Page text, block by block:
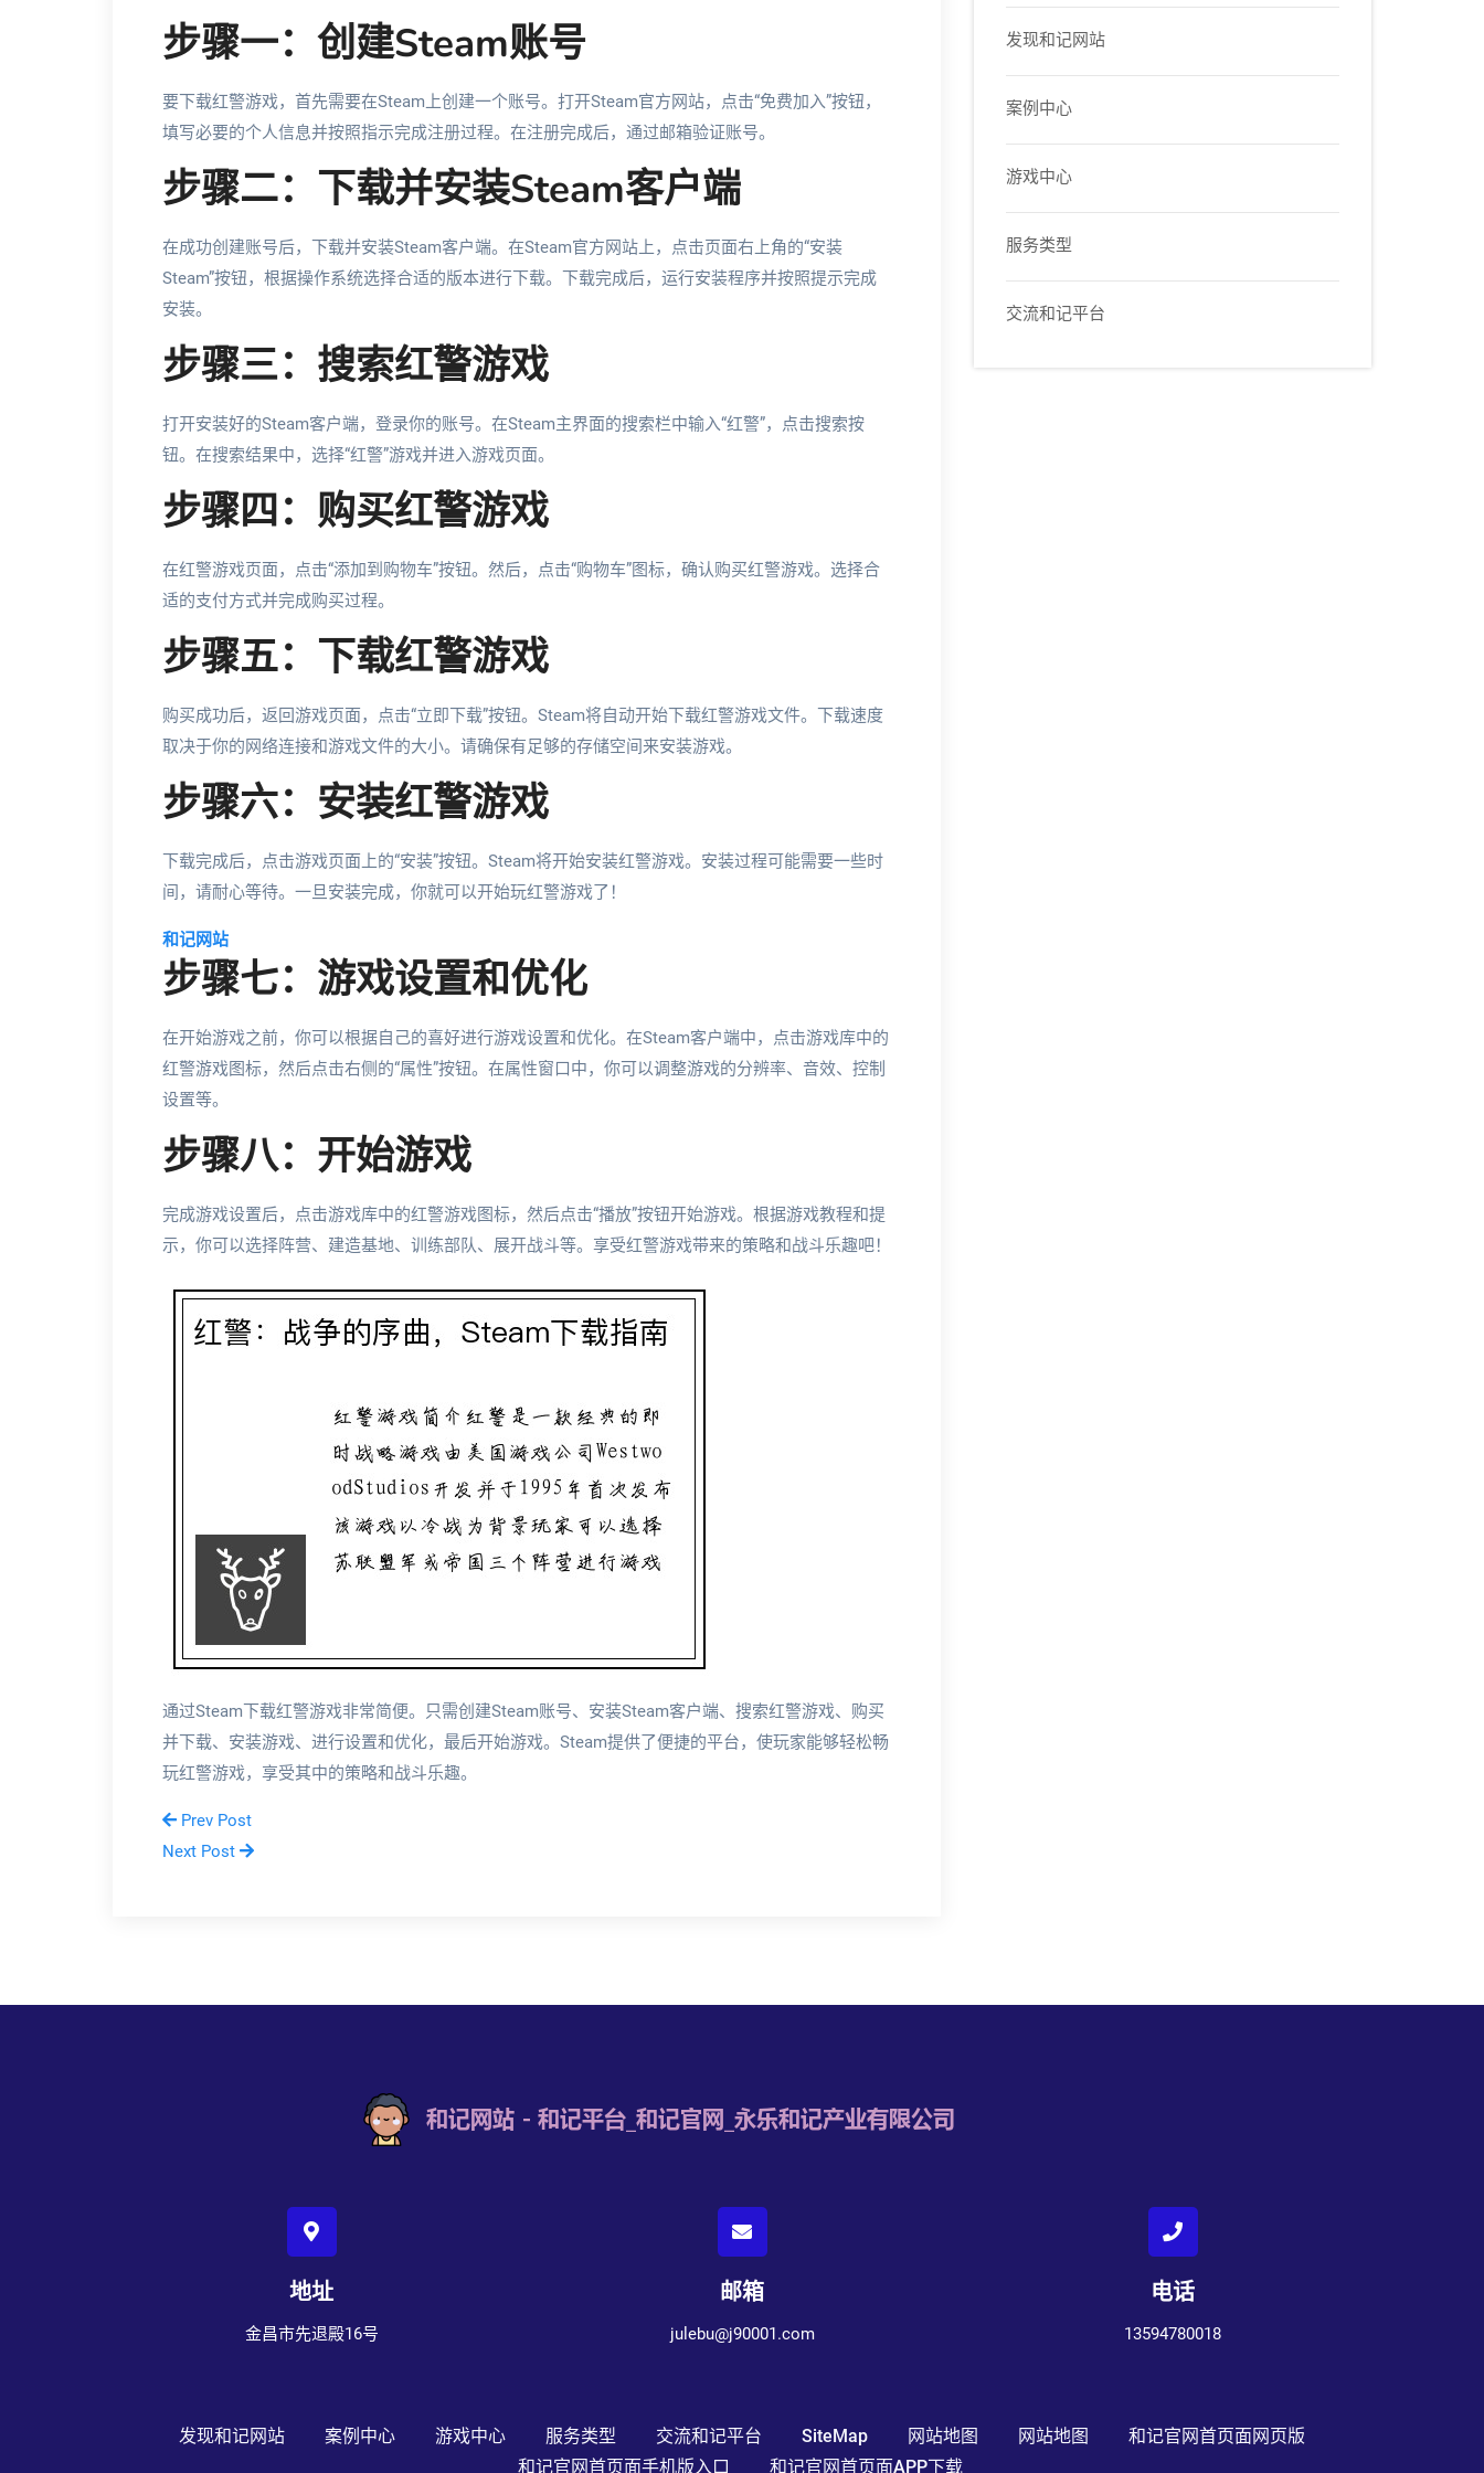
步骤一：创建Steam账号
要下载红警游戏，首先需要在Steam上创建一个账号。打开Steam官方网站，点击“免费加入”按钮，
填写必要的个人信息并按照指示完成注册过程。在注册完成后，通过邮箱验证账号。
步骤二：下载并安装Steam客户端
在成功创建账号后，下载并安装Steam客户端。在Steam官方网站上，点击页面右上角的“安装
Steam”按钮，根据操作系统选择合适的版本进行下载。下载完成后，运行安装程序并按照提示完成
安装。
步骤三：搜索红警游戏
打开安装好的Steam客户端，登录你的账号。在Steam主界面的搜索栏中输入“红警”，点击搜索按
钮。在搜索结果中，选择“红警”游戏并进入游戏页面。
步骤四：购买红警游戏
在红警游戏页面，点击“添加到购物车”按钮。然后，点击“购物车”图标，确认购买红警游戏。选择合
适的支付方式并完成购买过程。
步骤五：下载红警游戏
购买成功后，返回游戏页面，点击“立即下载”按钮。Steam将自动开始下载红警游戏文件。下载速度
取决于你的网络连接和游戏文件的大小。请确保有足够的存储空间来安装游戏。
步骤六：安装红警游戏
下载完成后，点击游戏页面上的“安装”按钮。Steam将开始安装红警游戏。安装过程可能需要一些时
间，请耐心等待。一旦安装完成，你就可以开始玩红警游戏了！
和记网站
步骤七：游戏设置和优化
在开始游戏之前，你可以根据自己的喜好进行游戏设置和优化。在Steam客户端中，点击游戏库中的
红警游戏图标，然后点击右侧的“属性”按钮。在属性窗口中，你可以调整游戏的分辨率、音效、控制
设置等。
步骤八：开始游戏
完成游戏设置后，点击游戏库中的红警游戏图标，然后点击“播放”按钮开始游戏。根据游戏教程和提
示，你可以选择阵营、建造基地、训练部队、展开战斗等。享受红警游戏带来的策略和战斗乐趣吧！
通过Steam下载红警游戏非常简便。只需创建Steam账号、安装Steam客户端、搜索红警游戏、购买
并下载、安装游戏、进行设置和优化，最后开始游戏。Steam提供了便捷的平台，使玩家能够轻松畅
玩红警游戏，享受其中的策略和战斗乐趣。
Prev Post
Next Post
发现和记网站
案例中心
游戏中心
服务类型
交流和记平台
地址
金昌市先退殿16号
邮箱
julebu@j90001.com
电话
13594780018
发现和记网站 案例中心 游戏中心 服务类型 交流和记平台 SiteMap 网站地图 网站地图
和记官网首页面网页版
和记官网首页面手机版入口
和记官网首页面APP下载